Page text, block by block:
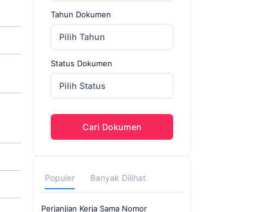
Tahun Dokumen
Pilih Tahun
Status Dokumen
Pilih Status
Cari Dokumen
Populer Banyak Dilihat
Perjanjian Kerja Sama Nomor